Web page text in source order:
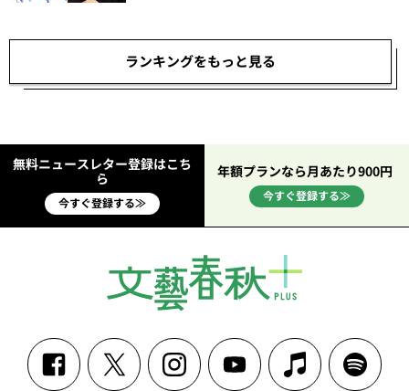
ランキングをもっと見る
無料ニュースレター登録はこち
ら
今すぐ登録する≫
年額プランなら月あたり900円
今すぐ登録する≫